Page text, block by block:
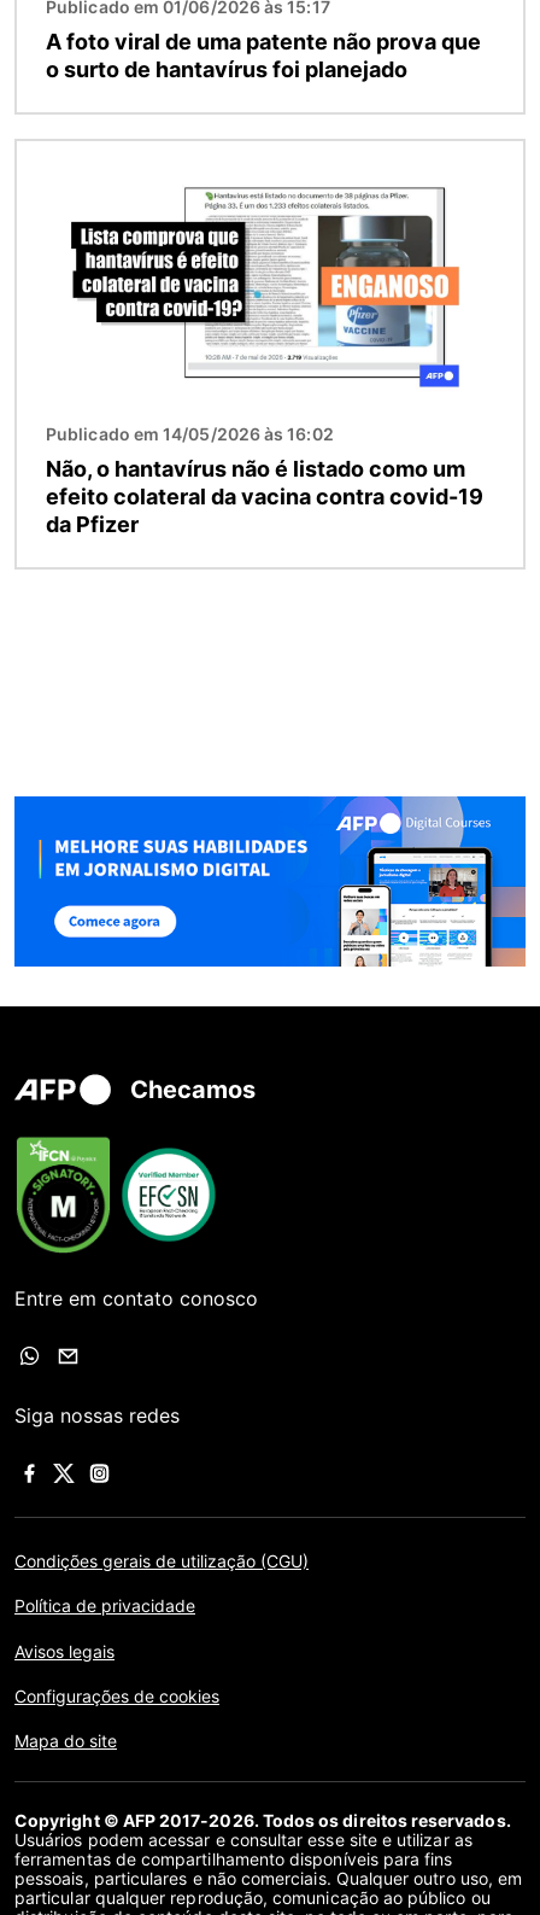
Publicado em 01/06/2026 às 15:17
A foto viral de uma patente não prova que
o surto de hantavírus foi planejado
Publicado em 14/05/2026 às 16:02
Não, o hantavírus não é listado como um
efeito colateral da vacina contra covid-19
da Pfizer
Checamos
Entre em contato conosco
Siga nossas redes
Condições gerais de utilização (CGU)
Política de privacidade
Avisos legais
Configurações de cookies
Mapa do site
Copyright © AFP 2017-2026. Todos os direitos reservados.
Usuários podem acessar e consultar esse site e utilizar as
ferramentas de compartilhamento disponíveis para fins
pessoais, particulares e não comerciais. Qualquer outro uso, em
particular qualquer reprodução, comunicação ao público ou